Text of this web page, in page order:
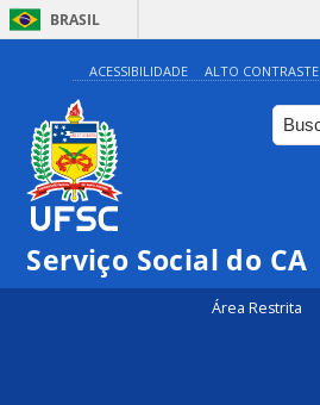
BRASIL
ACESSIBILIDADE ALTO CONTRASTE
Serviço Social do CA
Área Restrita